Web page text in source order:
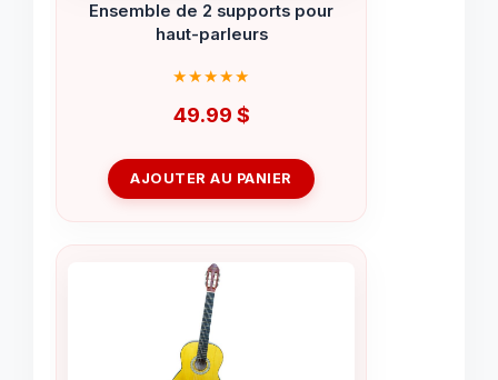
Ensemble de 2 supports pour
haut-parleurs
49.99 $
AJOUTER AU PANIER